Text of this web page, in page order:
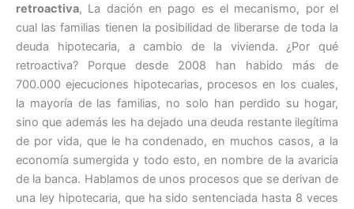
retroactiva, La dación en pago es el mecanismo, por el
cual las familias tienen la posibilidad de liberarse de toda la
deuda hipotecaria, a cambio de la vivienda. ¿Por qué
retroactiva? Porque desde 2008 han habido más de
700.000 ejecuciones hipotecarias, procesos en los cuales,
la mayoría de las familias, no solo han perdido su hogar,
sino que además les ha dejado una deuda restante ilegítima
de por vida, que le ha condenado, en muchos casos, a la
economía sumergida y todo esto, en nombre de la avaricia
de la banca. Hablamos de unos procesos que se derivan de
una ley hipotecaria, que ha sido sentenciada hasta 8 veces